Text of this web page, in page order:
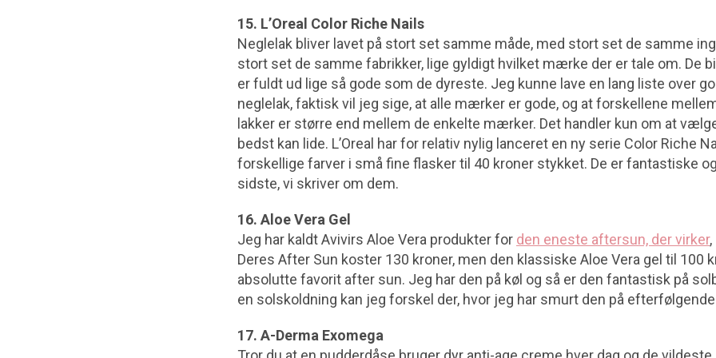
15. L’Oreal Color Riche Nails
Neglelak bliver lavet på stort set samme måde, med stort set de samme
stort set de samme fabrikker, lige gyldigt hvilket mærke der er tale om. De
er fuldt ud lige så gode som de dyreste. Jeg kunne lave en lang liste over
neglelak, faktisk vil jeg sige, at alle mærker er gode, og at forskellene
lakker er større end mellem de enkelte mærker. Det handler kun om at
bedst kan lide. L’Oreal har for relativ nylig lanceret en ny serie Color Riche
forskellige farver i små fine flasker til 40 kroner stykket. De er fantastiske
sidste, vi skriver om dem.
16. Aloe Vera Gel
Jeg har kaldt Avivirs Aloe Vera produkter for den eneste aftersun, der virker
Deres After Sun koster 130 kroner, men den klassiske Aloe Vera gel til 100
absolutte favorit after sun. Jeg har den på køl og så er den fantastisk på
en solskoldning kan jeg forskel der, hvor jeg har smurt den på
17. A-Derma Exomega